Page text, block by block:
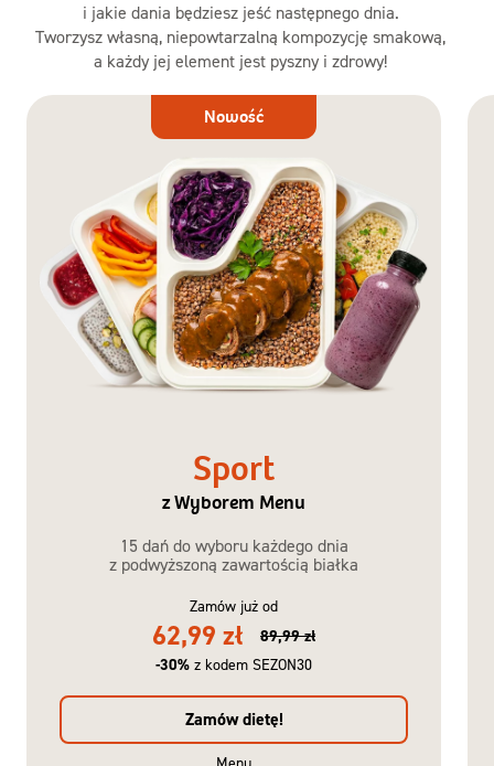
i jakie dania będziesz jeść następnego dnia.
Tworzysz własną, niepowtarzalną kompozycję smakową,
a każdy jej element jest pyszny i zdrowy!
Dieta
Nowość
Sport
z Wyborem Menu
15 dań do wyboru każdego dnia
z podwyższoną zawartością białka
Zamów już od
62,99 zł
89,99 zł
-30% z kodem SEZON30
Zamów dietę!
Menu